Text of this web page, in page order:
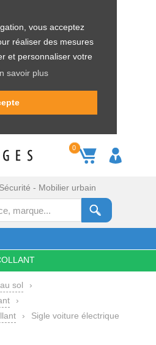
vous acceptez
réaliser des mesures
et personnaliser votre
savoir plus
0
- Mobilier urbain
sol
›
›
›
Sigle voiture électrique